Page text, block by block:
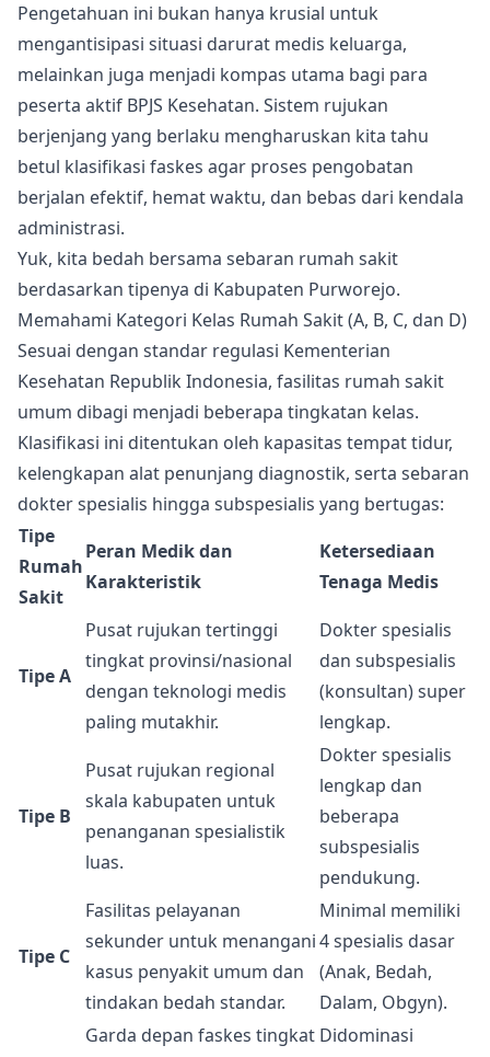
Pengetahuan ini bukan hanya krusial untuk
mengantisipasi situasi darurat medis keluarga,
melainkan juga menjadi kompas utama bagi para
peserta aktif BPJS Kesehatan. Sistem rujukan
berjenjang yang berlaku mengharuskan kita tahu
betul klasifikasi faskes agar proses pengobatan
berjalan efektif, hemat waktu, dan bebas dari kendala
administrasi.
Yuk, kita bedah bersama sebaran rumah sakit
berdasarkan tipenya di Kabupaten Purworejo.
Memahami Kategori Kelas Rumah Sakit (A, B, C, dan D)
Sesuai dengan standar regulasi Kementerian
Kesehatan Republik Indonesia, fasilitas rumah sakit
umum dibagi menjadi beberapa tingkatan kelas.
Klasifikasi ini ditentukan oleh kapasitas tempat tidur,
kelengkapan alat penunjang diagnostik, serta sebaran
dokter spesialis hingga subspesialis yang bertugas:
Tipe
Rumah
Sakit
Peran Medik dan
Karakteristik
Ketersediaan
Tenaga Medis
Tipe A
Pusat rujukan tertinggi
tingkat provinsi/nasional
dengan teknologi medis
paling mutakhir.
Dokter spesialis
dan subspesialis
(konsultan) super
lengkap.
Tipe B
Pusat rujukan regional
skala kabupaten untuk
penanganan spesialistik
luas.
Dokter spesialis
lengkap dan
beberapa
subspesialis
pendukung.
Tipe C
Fasilitas pelayanan
sekunder untuk menangani
kasus penyakit umum dan
tindakan bedah standar.
Minimal memiliki
4 spesialis dasar
(Anak, Bedah,
Dalam, Obgyn).
Garda depan faskes tingkat Didominasi